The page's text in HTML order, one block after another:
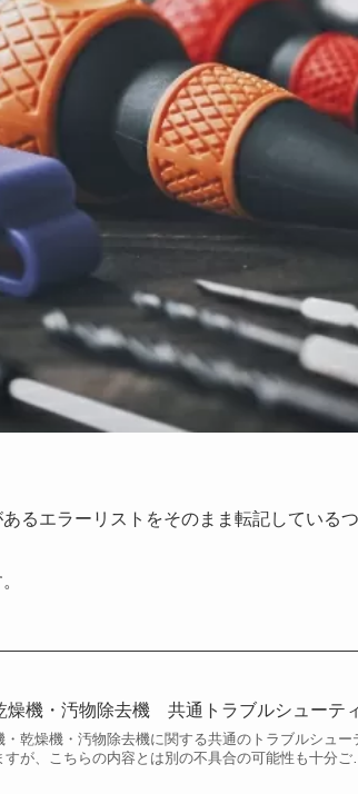
るエラーリストをそのまま転記している
燥機・汚物除去機 共通トラブルシューテ
・乾燥機・汚物除去機に関する共通のトラブルシュ
すが、こちらの内容とは別の不具合の可能性も十分